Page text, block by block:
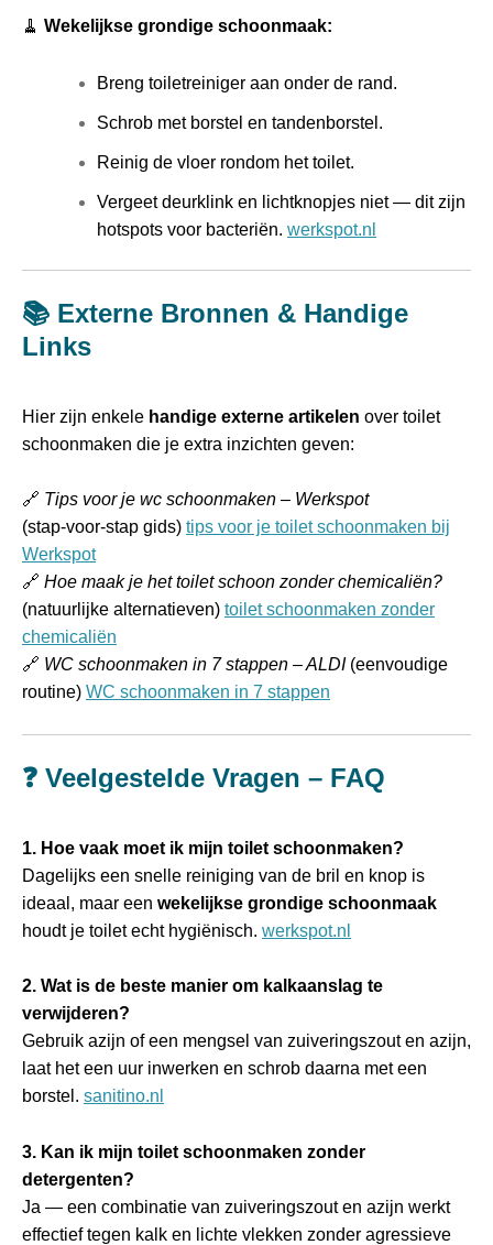
🧹 Wekelijkse grondige schoonmaak:
Breng toiletreiniger aan onder de rand.
Schrob met borstel en tandenborstel.
Reinig de vloer rondom het toilet.
Vergeet deurklink en lichtknopjes niet — dit zijn
hotspots voor bacteriën. werkspot.nl
📚 Externe Bronnen & Handige
Links
Hier zijn enkele handige externe artikelen over toilet
schoonmaken die je extra inzichten geven:
🔗 Tips voor je wc schoonmaken – Werkspot
(stap‑voor‑stap gids) tips voor je toilet schoonmaken bij
Werkspot
🔗 Hoe maak je het toilet schoon zonder chemicaliën?
(natuurlijke alternatieven) toilet schoonmaken zonder
chemicaliën
🔗 WC schoonmaken in 7 stappen – ALDI(eenvoudige
routine) WC schoonmaken in 7 stappen
❓ Veelgestelde Vragen – FAQ
1. Hoe vaak moet ik mijn toilet schoonmaken?
Dagelijks een snelle reiniging van de bril en knop is
ideaal, maar een wekelijkse grondige schoonmaak
houdt je toilet echt hygiënisch. werkspot.nl
2. Wat is de beste manier om kalkaanslag te
verwijderen?
Gebruik azijn of een mengsel van zuiveringszout en azijn,
laat het een uur inwerken en schrob daarna met een
borstel. sanitino.nl
3. Kan ik mijn toilet schoonmaken zonder
detergenten?
Ja — een combinatie van zuiveringszout en azijn werkt
effectief tegen kalk en lichte vlekken zonder agressieve